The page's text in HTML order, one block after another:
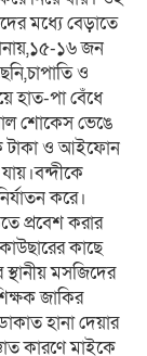
মধ্যে বেড়াতে
১৬ জন
ও
হাত-পা বেঁধে
শোকেস ভেঙে
টাকা ও আইফোন
করে।
প্রবেশ করার
কাছে
মসজিদের
জাকির
হানা দেয়ার
কারণে মাইকে